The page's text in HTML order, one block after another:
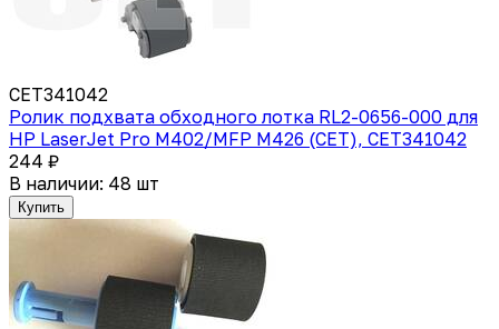
CET341042
Ролик подхвата обходного лотка RL2-0656-000 для
HP LaserJet Pro M402/MFP M426 (CET), CET341042
244 ₽
В наличии: 48 шт
Купить